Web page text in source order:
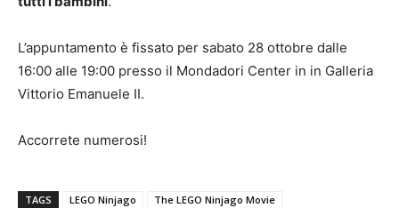
L’appuntamento è fissato per sabato 28 ottobre dalle
16:00 alle 19:00 presso il Mondadori Center in in Galleria
Vittorio Emanuele II.
Accorrete numerosi!
TAGS LEGO Ninjago The LEGO Ninjago Movie